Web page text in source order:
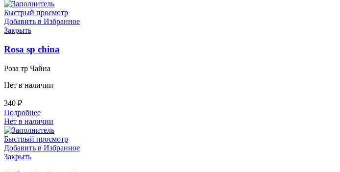
Быстрый просмотр
Добавить в Избранное
Закрыть
Rosa sp china
Роза тр Чайна
Нет в наличии
340 ₽
Подробнее
Нет в наличии
Быстрый просмотр
Добавить в Избранное
Закрыть